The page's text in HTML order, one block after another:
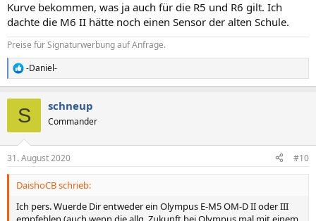
Kurve bekommen, was ja auch für die R5 und R6 gilt. Ich
dachte die M6 II hätte noch einen Sensor der alten Schule.
Preise für Signaturwerbung auf Anfrage.
R
e
e
n
-Daniel-
S schneup
Commander
31. August 2020 #10
DaishoCB schrieb:
Ich pers. Wuerde Dir entweder ein Olympus E-M5 OM-D II oder III